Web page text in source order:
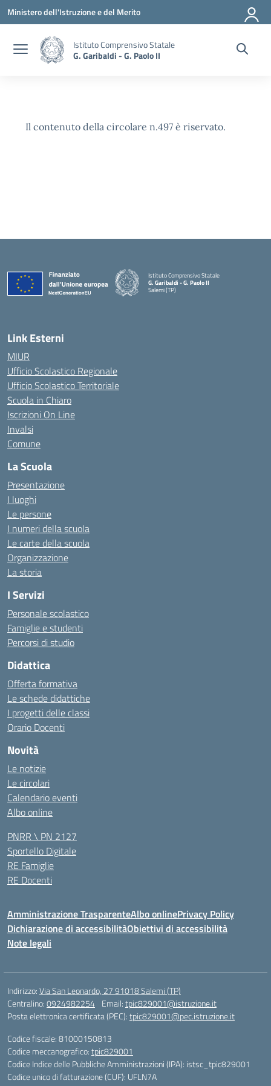
Vai ai contenuti
Vai al menu di navigazione
Vai al footer
Ministero dell'Istruzione e del Merito
Istituto Comprensivo Statale
G. Garibaldi - G. Paolo II
Il contenuto della circolare n.497 è riservato.
Istituto Comprensivo Statale
G. Garibaldi - G. Paolo II
Salemi (TP)
Link Esterni
MIUR
Ufficio Scolastico Regionale
Ufficio Scolastico Territoriale
Scuola in Chiaro
Iscrizioni On Line
Invalsi
Comune
La Scuola
Presentazione
I luoghi
Le persone
I numeri della scuola
Le carte della scuola
Organizzazione
La storia
I Servizi
Personale scolastico
Famiglie e studenti
Percorsi di studio
Didattica
Offerta formativa
Le schede didattiche
I progetti delle classi
Orario Docenti
Novità
Le notizie
Le circolari
Calendario eventi
Albo online
PNRR \ PN 2127
Sportello Digitale
RE Famiglie
RE Docenti
Amministrazione TrasparenteAlbo onlinePrivacy Policy
Dichiarazione di accessibilitàObiettivi di accessibilità
Note legali
Indirizzo:Via San Leonardo, 27 91018 Salemi (TP)
Centralino:0924982254 Email:tpic829001@istruzione.it
Posta elettronica certificata (PEC):tpic829001@pec.istruzione.it
Codice fiscale: 81000150813
Codice meccanografico:tpic829001
Codice Indice delle Pubbliche Amministrazioni (IPA): istsc_tpic829001
Codice unico di fatturazione (CUF): UFLN7A